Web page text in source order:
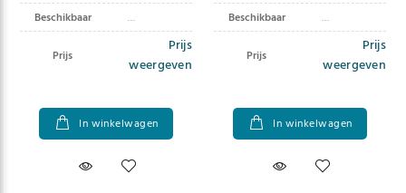
Beschikbaar
Prijs
Prijs
weergeven
In winkelwagen
Beschikbaar
Prijs
Prijs
weergeven
In winkelwagen